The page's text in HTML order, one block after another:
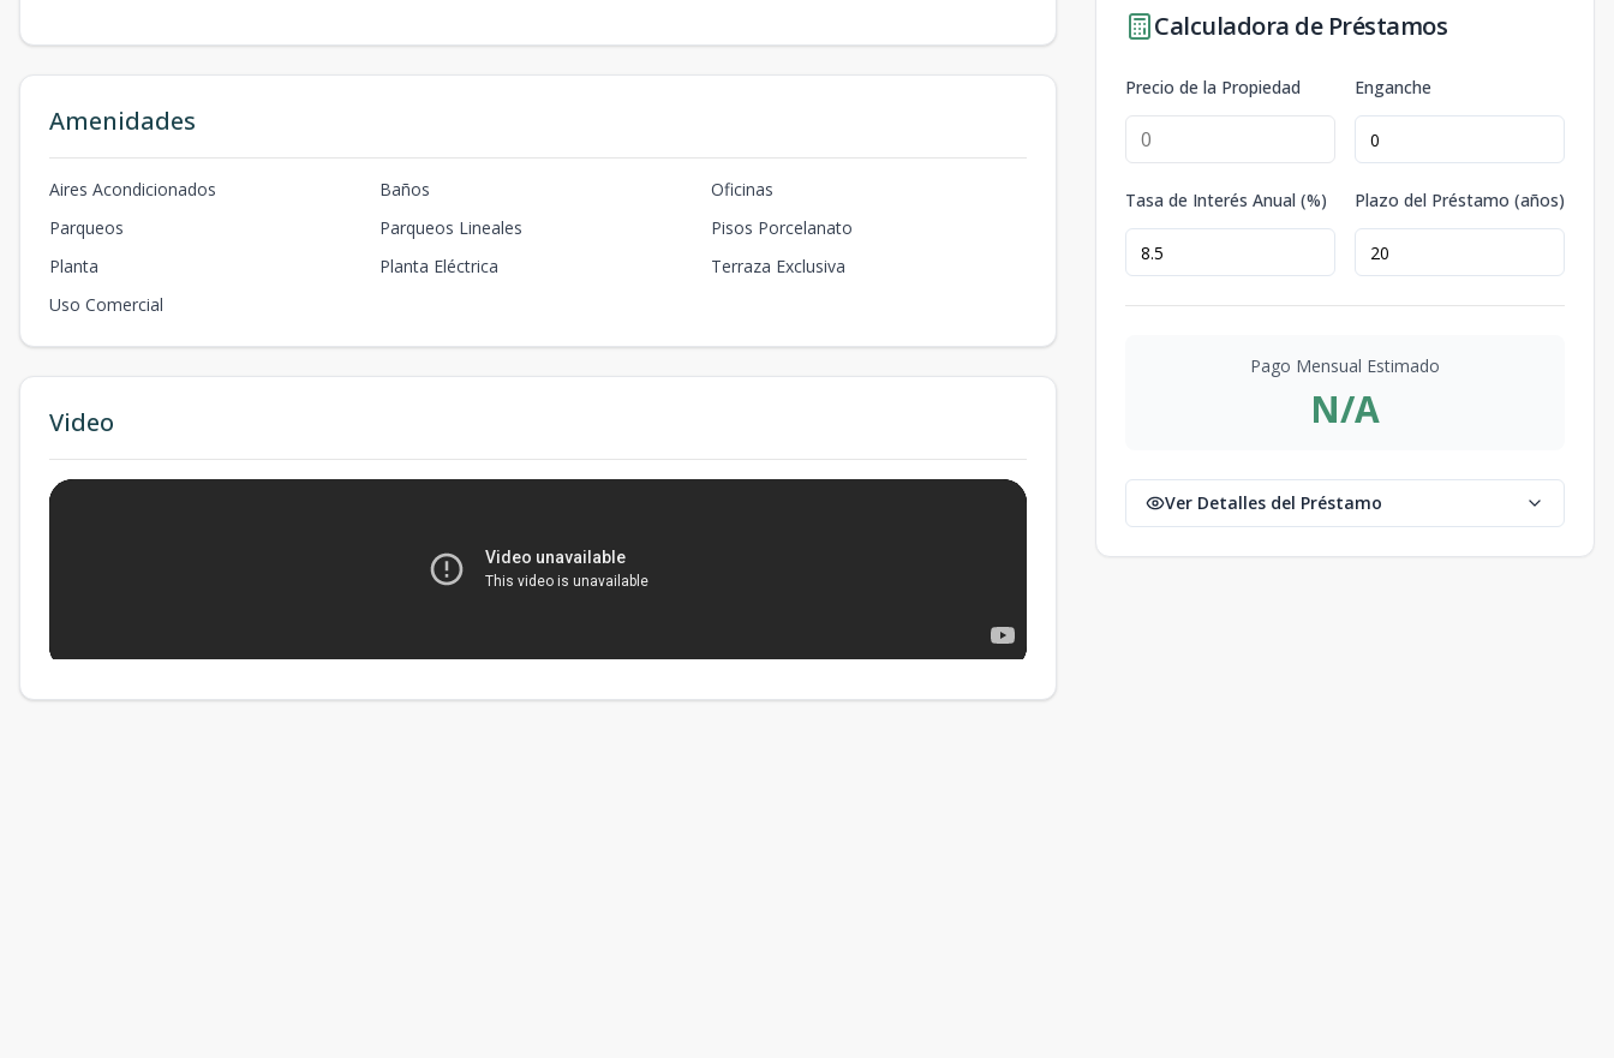
Amenidades
Aires Acondicionados Baños
Oficinas
Parqueos
Parqueos Lineales
Pisos Porcelanato
Planta
Planta Eléctrica
Terraza Exclusiva
Uso Comercial
Video
Calculadora de Préstamos
Precio de la Propiedad Enganche
Tasa de Interés Anual (%) Plazo del Préstamo (años)
Pago Mensual Estimado
N/A
Ver Detalles del Préstamo